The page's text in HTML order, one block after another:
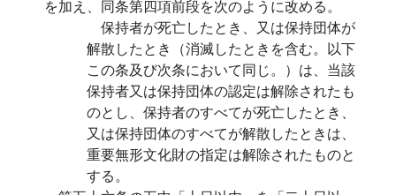
を加え、同条第四項前段を次のように改める。
保持者が死亡したとき、又は保持団体が
解散したとき（消滅したときを含む。以下
この条及び次条において同じ。）は、当該
保持者又は保持団体の認定は解除されたも
のとし、保持者のすべてが死亡したとき、
又は保持団体のすべてが解散したときは、
重要無形文化財の指定は解除されたものと
する。